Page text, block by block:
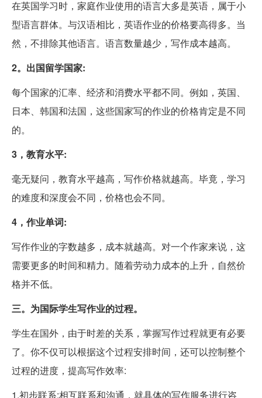
在英国学习时，家庭作业使用的语言大多是英语，属于小
型语言群体。与汉语相比，英语作业的价格要高得多。当
然，不排除其他语言。语言数量越少，写作成本越高。
2。出国留学国家:
每个国家的汇率、经济和消费水平都不同。例如，英国、
日本、韩国和法国，这些国家写的作业的价格肯定是不同
的。
3，教育水平:
毫无疑问，教育水平越高，写作价格就越高。毕竟，学习
的难度和深度会不同，价格也会不同。
4，作业单词:
写作作业的字数越多，成本就越高。对一个作家来说，这
需要更多的时间和精力。随着劳动力成本的上升，自然价
格并不低。
三。为国际学生写作业的过程。
学生在国外，由于时差的关系，掌握写作过程就更有必要
了。你不仅可以根据这个过程安排时间，还可以控制整个
过程的进度，提高写作效率:
1.初步联系:相互联系和沟通，就具体的写作服务进行咨